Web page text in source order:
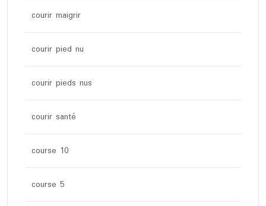
courir maigrir
courir pied nu
courir pieds nus
courir santé
course 10
course 5